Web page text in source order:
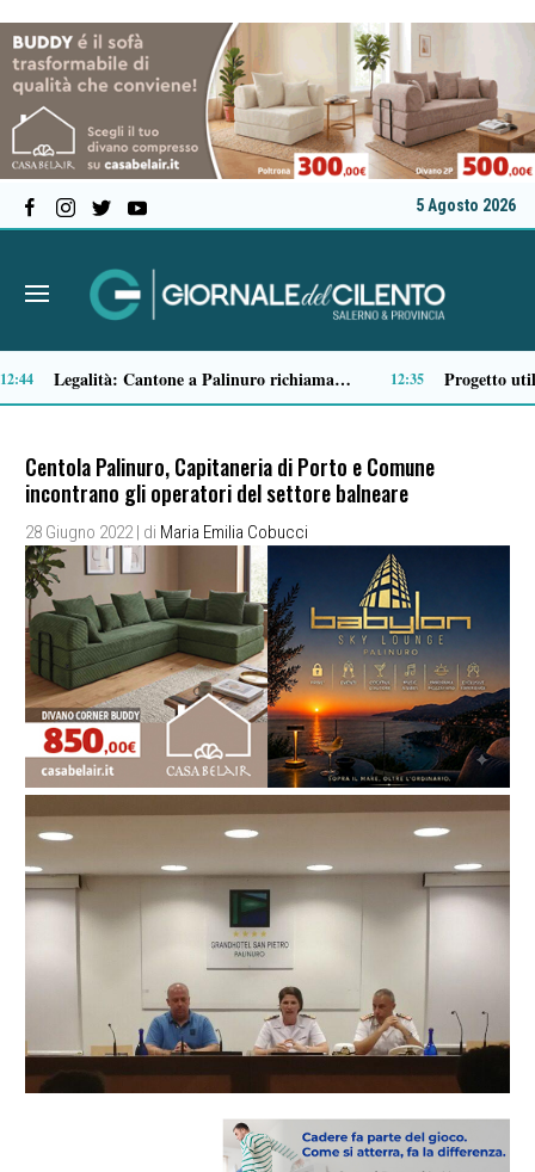
5 Agosto 2026
11:31 Paestum, Codacons Salerno al ministro Giuli: «Completare lo scavo dell’anfiteatro romano» 11:10
Centola Palinuro, Capitaneria di Porto e Comune
incontrano gli operatori del settore balneare
28 Giugno 2022 | di Maria Emilia Cobucci